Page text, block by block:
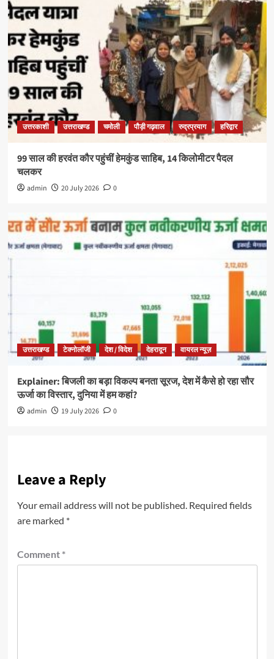
उत्तरकाशी उत्तराखण्ड चमोली पौड़ी गढ़वाल रुद्रप्रयाग हरिद्वार
99 साल की हरवंत कौर पहुंचीं हेमकुंड साहिब, 14 किलोमीटर पैदल
चलकर
admin 20 July 2026 0
उत्तराखण्ड टेक्नोलॉजी देश / विदेश देहरादून वायरल न्यूज़
Explainer: बिजली का बड़ा विकल्प बनता सूरज, देश में कैसे हो रहा सौर
ऊर्जा का विस्तार, दुनिया में हम कहां?
admin 19 July 2026 0
Leave a Reply
Your email address will not be published. Required fields
are marked *
Comment *